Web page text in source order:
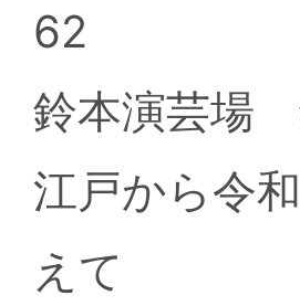
62
鈴本演芸場
江戸から令
えて